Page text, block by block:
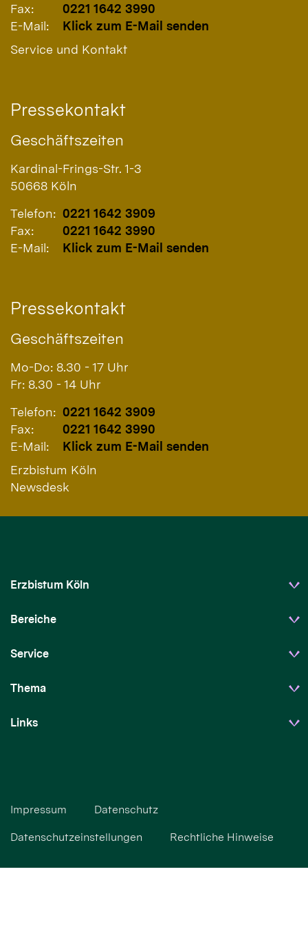
Fax:
0221 1642 3990
E-Mail:
Klick zum E-Mail senden
Service und Kontakt
Pressekontakt
Geschäftszeiten
Kardinal-Frings-Str. 1-3
50668 Köln
Telefon: 0221 1642 3909
Fax:
0221 1642 3990
E-Mail:
Klick zum E-Mail senden
Pressekontakt
Geschäftszeiten
Mo-Do: 8.30 - 17 Uhr
Fr: 8.30 - 14 Uhr
Telefon: 0221 1642 3909
Fax:
0221 1642 3990
E-Mail:
Klick zum E-Mail senden
Erzbistum Köln
Newsdesk
Erzbistum Köln
Bereiche
Service
Thema
Links
Impressum Datenschutz
Datenschutzeinstellungen Rechtliche Hinweise